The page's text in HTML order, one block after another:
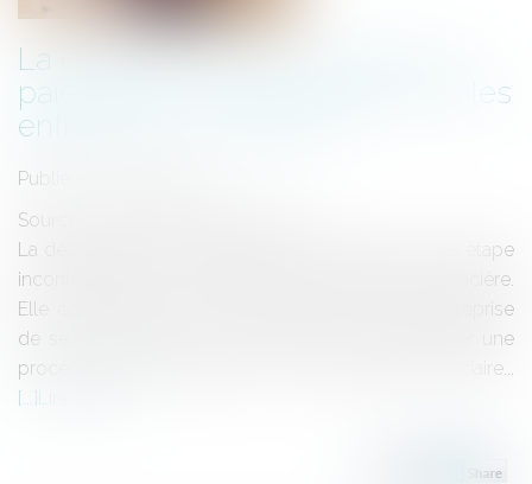
La déclaration de cessation des
paiements : un acte crucial pour les
entreprises en difficulté
Publié le :
Source :
La déclaration de cessation des paiements est une étape
incontournable pour les entreprises en difficulté financière.
Elle constitue un acte juridique qui permet à l'entreprise
de se protéger face à ses créanciers et d'entamer une
procédure de redressement ou de liquidation judiciaire...